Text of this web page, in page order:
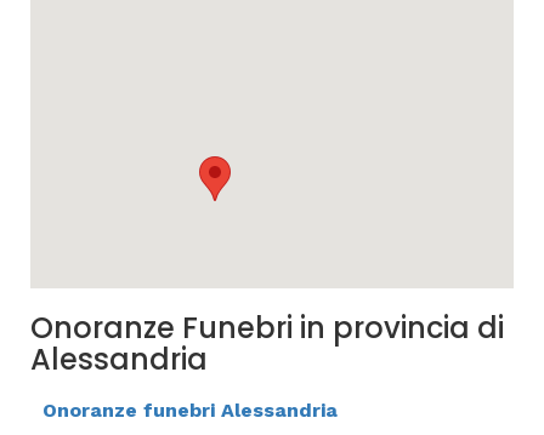
Onoranze Funebri in provincia di
Alessandria
Onoranze funebri Alessandria